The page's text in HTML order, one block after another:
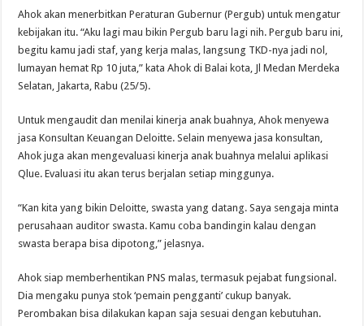
Ahok akan menerbitkan Peraturan Gubernur (Pergub) untuk mengatur
kebijakan itu. “Aku lagi mau bikin Pergub baru lagi nih. Pergub baru ini,
begitu kamu jadi staf, yang kerja malas, langsung TKD-nya jadi nol,
lumayan hemat Rp 10 juta,” kata Ahok di Balai kota, Jl Medan Merdeka
Selatan, Jakarta, Rabu (25/5).
Untuk mengaudit dan menilai kinerja anak buahnya, Ahok menyewa
jasa Konsultan Keuangan Deloitte. Selain menyewa jasa konsultan,
Ahok juga akan mengevaluasi kinerja anak buahnya melalui aplikasi
Qlue. Evaluasi itu akan terus berjalan setiap minggunya.
“Kan kita yang bikin Deloitte, swasta yang datang. Saya sengaja minta
perusahaan auditor swasta. Kamu coba bandingin kalau dengan
swasta berapa bisa dipotong,” jelasnya.
Ahok siap memberhentikan PNS malas, termasuk pejabat fungsional.
Dia mengaku punya stok ‘pemain pengganti’ cukup banyak.
Perombakan bisa dilakukan kapan saja sesuai dengan kebutuhan.